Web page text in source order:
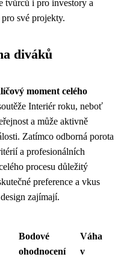
tvůrců i pro investory a
své projekty.
diváků
moment celého
Interiér roku, neboť
a může aktivně
Zatímco odborná porota
a profesionálních
procesu důležitý
preference a vkus
zajímají.
Bodové
ohodnocení
Váha
v